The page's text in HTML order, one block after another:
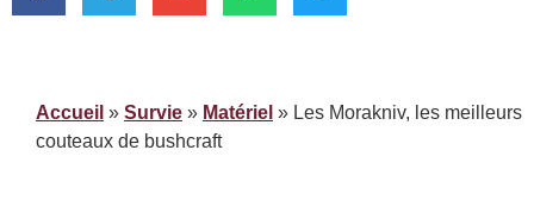
Accueil » Survie » Matériel » Les Morakniv, les meilleurs
couteaux de bushcraft